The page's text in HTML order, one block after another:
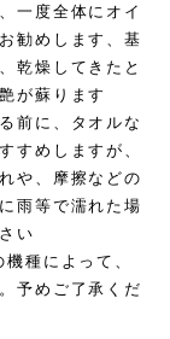
一度全体にオイ
勧めします、基
乾燥してきたと
が蘇ります
前に、タオルな
すめしますが、
や、摩擦などの
雨等で濡れた場
い
種によって、
予めご了承くだ